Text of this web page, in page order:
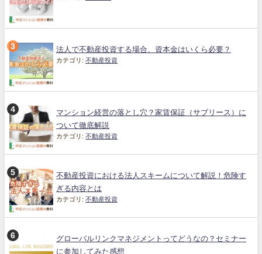
法人で不動産投資する場合、資本金はいくら必要？
カテゴリ: 不動産投資
マンション経営の落とし穴？家賃保証（サブリース）に
ついて徹底解説
カテゴリ: 不動産投資
不動産投資における法人スキームについて解説！危険す
ぎる内容とは
カテゴリ: 不動産投資
グローバルリンクマネジメントってどうなの？セミナー
に参加してみた感想